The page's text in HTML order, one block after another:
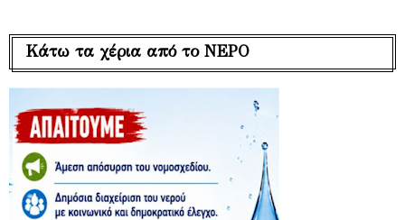
Κάτω τα χέρια από το ΝΕΡΟ